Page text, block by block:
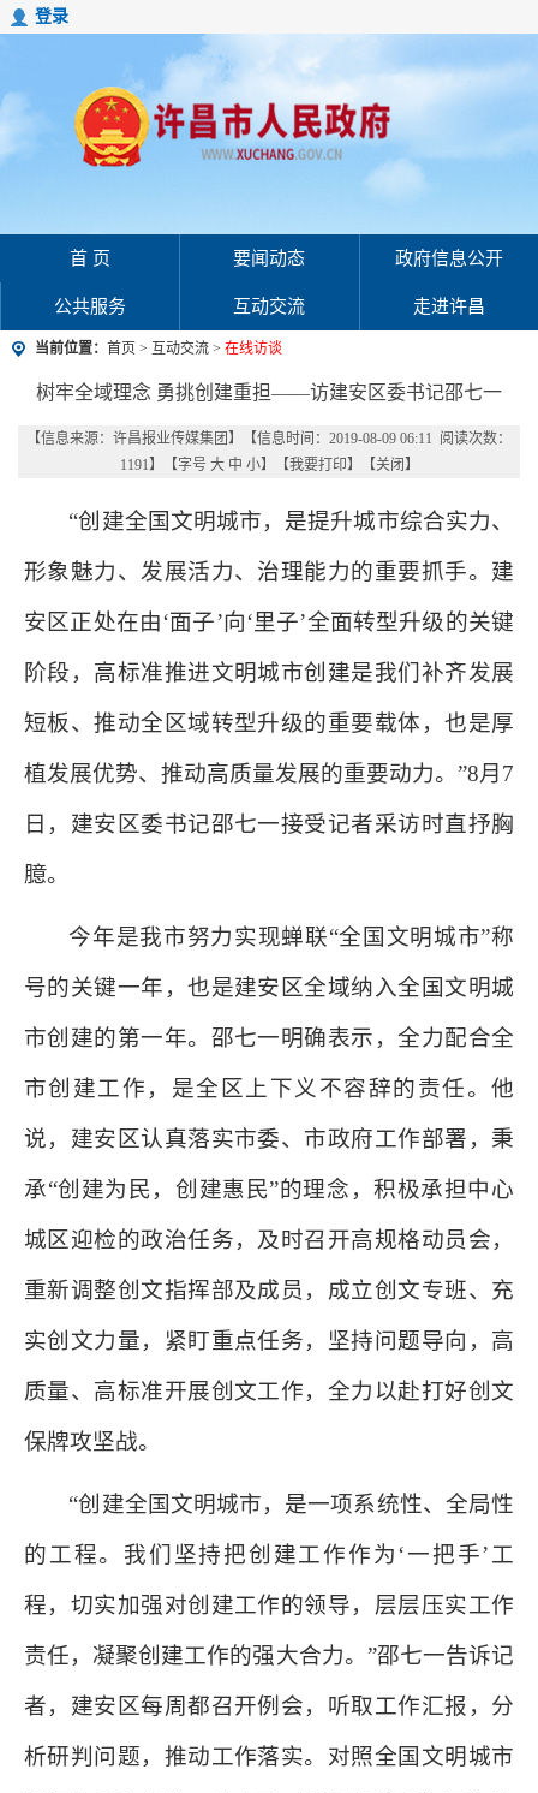
登录
首 页 要闻动态 政府信息公开
公共服务 互动交流 走进许昌
当前位置： 首页 > 互动交流 > 在线访谈
树牢全域理念 勇挑创建重担——访建安区委书记邵七一
【信息来源： 许昌报业传媒集团 】
【信息时间：2019-08-09 06:11 阅读次数：
1191】【字号 大 中 小】【我要打印】【关闭 】
“创建全国文明城市，是提升城市综合实力、
形象魅力、发展活力、治理能力的重要抓手。建
安区正处在由‘面子’向‘里子’全面转型升级的关键
阶段，高标准推进文明城市创建是我们补齐发展
短板、推动全区域转型升级的重要载体，也是厚
植发展优势、推动高质量发展的重要动力。”8月7
日，建安区委书记邵七一接受记者采访时直抒胸
臆。
今年是我市努力实现蝉联“全国文明城市”称
号的关键一年，也是建安区全域纳入全国文明城
市创建的第一年。邵七一明确表示，全力配合全
市创建工作，是全区上下义不容辞的责任。他
说，建安区认真落实市委、市政府工作部署，秉
承“创建为民，创建惠民”的理念，积极承担中心
城区迎检的政治任务，及时召开高规格动员会，
重新调整创文指挥部及成员，成立创文专班、充
实创文力量，紧盯重点任务，坚持问题导向，高
质量、高标准开展创文工作，全力以赴打好创文
保牌攻坚战。
“创建全国文明城市，是一项系统性、全局性
的工程。我们坚持把创建工作作为‘一把手’工
程，切实加强对创建工作的领导，层层压实工作
责任，凝聚创建工作的强大合力。”邵七一告诉记
者，建安区每周都召开例会，听取工作汇报，分
析研判问题，推动工作落实。对照全国文明城市